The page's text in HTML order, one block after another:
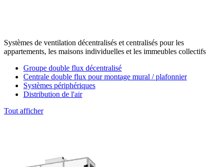
Systèmes de ventilation décentralisés et centralisés pour les
appartements, les maisons individuelles et les immeubles collectifs
Groupe double flux décentralisé
Centrale double flux pour montage mural / plafonnier
Systèmes périphériques
Distribution de l'air
Tout afficher